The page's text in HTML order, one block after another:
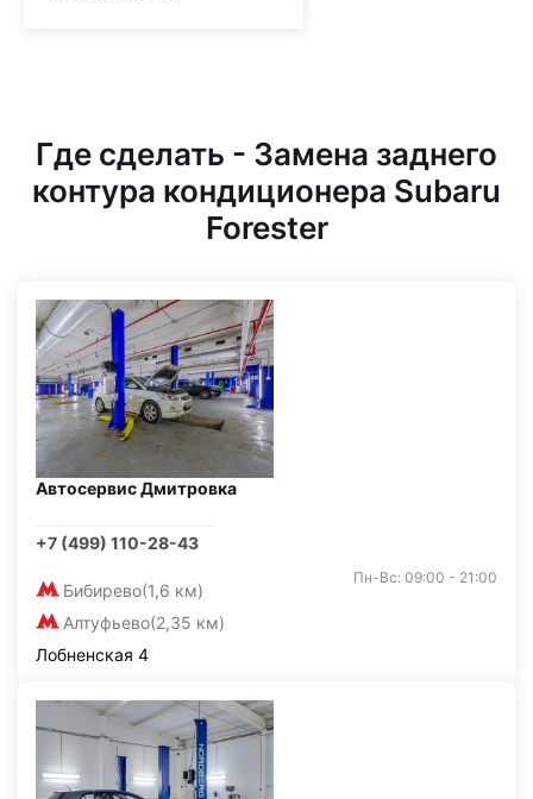
Где сделать - Замена заднего
контура кондиционера Subaru
Forester
Автосервис Дмитровка
+7 (499) 110-28-43
Бибирево(1,6 км)
Алтуфьево(2,35 км)
Пн-Вс: 09:00 - 21:00
Лобненская 4